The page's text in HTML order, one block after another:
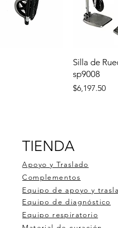
Silla de
sp9008
Precio
$6,197.50
TIENDA
Apoyo y Traslado
Complementos
Equipo de apoyo y
Equipo de diagnóstico
Equipo respiratorio